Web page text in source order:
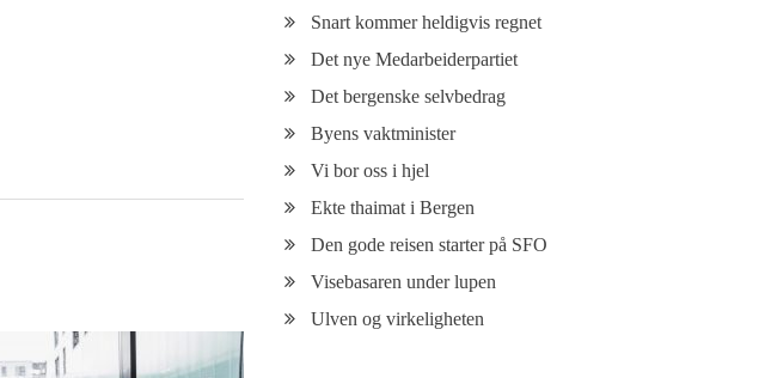
Snart kommer heldigvis regnet
Det nye Medarbeiderpartiet
Det bergenske selvbedrag
Byens vaktminister
Vi bor oss i hjel
Ekte thaimat i Bergen
Den gode reisen starter på SFO
Visebasaren under lupen
Ulven og virkeligheten